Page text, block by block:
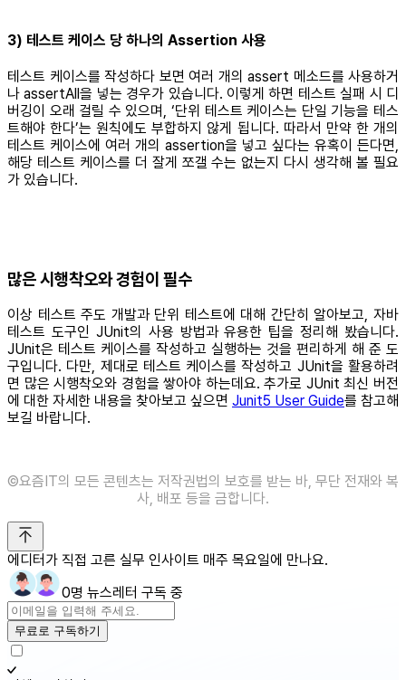
3) 테스트 케이스 당 하나의 Assertion 사용
테스트 케이스를 작성하다 보면 여러 개의 assert 메소드를 사용하거
나 assertAll을 넣는 경우가 있습니다. 이렇게 하면 테스트 실패 시 디
버깅이 오래 걸릴 수 있으며, ‘단위 테스트 케이스는 단일 기능을 테스
트해야 한다’는 원칙에도 부합하지 않게 됩니다. 따라서 만약 한 개의
테스트 케이스에 여러 개의 assertion을 넣고 싶다는 유혹이 든다면,
해당 테스트 케이스를 더 잘게 쪼갤 수는 없는지 다시 생각해 볼 필요
가 있습니다.
많은 시행착오와 경험이 필수
이상 테스트 주도 개발과 단위 테스트에 대해 간단히 알아보고, 자바
테스트 도구인 JUnit의 사용 방법과 유용한 팁을 정리해 봤습니다.
JUnit은 테스트 케이스를 작성하고 실행하는 것을 편리하게 해 준 도
구입니다. 다만, 제대로 테스트 케이스를 작성하고 JUnit을 활용하려
면 많은 시행착오와 경험을 쌓아야 하는데요. 추가로 JUnit 최신 버전
에 대한 자세한 내용을 찾아보고 싶으면 Junit5 User Guide를 참고해
보길 바랍니다.
©️요즘IT의 모든 콘텐츠는 저작권법의 보호를 받는 바, 무단 전재와 복
사, 배포 등을 금합니다.
에디터가 직접 고른 실무 인사이트 매주 목요일에 만나요.
0명 뉴스레터 구독 중
무료로 구독하기